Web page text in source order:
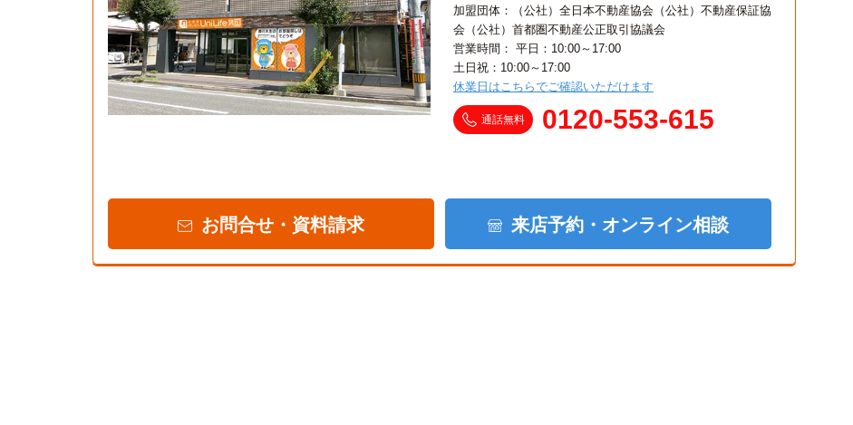
加盟団体：（公社）全日本不動産協会（公社）不動産保証協
会（公社）首都圏不動産公正取引協議会
営業時間： 平日：10:00～17:00
土日祝：10:00～17:00
休業日はこちらでご確認いただけます
通話無料 0120-553-615
お問合せ・資料請求 来店予約・オンライン相談